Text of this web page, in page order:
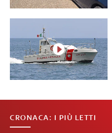
CRONACA: I PIÙ LETTI